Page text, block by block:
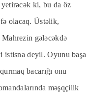
yetirəcək ki, bu da öz
olacaq. Üstəlik,
Mahrezin gələcəkdə
istisna deyil. Oyunu başa
bacarığı onu
məşqçilik